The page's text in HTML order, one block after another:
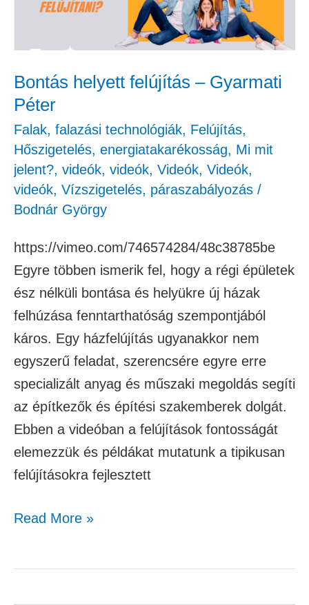
Bontás helyett felújítás – Gyarmati
Péter
Falak, falazási technológiák, Felújítás,
Hőszigetelés, energiatakarékosság, Mi mit
jelent?, videók, videók, Videók, Videók,
videók, Vízszigetelés, páraszabályozás /
Bodnár György
https://vimeo.com/746574284/48c38785be
Egyre többen ismerik fel, hogy a régi épületek
ész nélküli bontása és helyükre új házak
felhúzása fenntarthatóság szempontjából
káros. Egy házfelújítás ugyanakkor nem
egyszerű feladat, szerencsére egyre erre
specializált anyag és műszaki megoldás segíti
az építkezők és építési szakemberek dolgát.
Ebben a videóban a felújítások fontosságát
elemezzük és példákat mutatunk a tipikusan
felújításokra fejlesztett
Gyarmati
Read More »